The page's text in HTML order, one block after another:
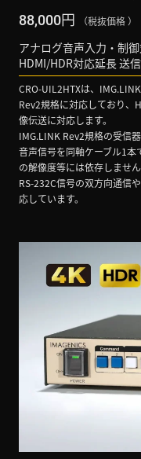
88,000円 （税抜価格 ）
アナログ音声入力・制
HDMI/HDR対応延長 送
CRO-UIL2HTXは、
Rev2規格に対応しており、
像伝送に対応します。
IMG.LINK Rev2規格の受信
音声信号を同軸ケーブル1
の解像度等には依存しません
RS-232C信号の双方向通信
応しています。